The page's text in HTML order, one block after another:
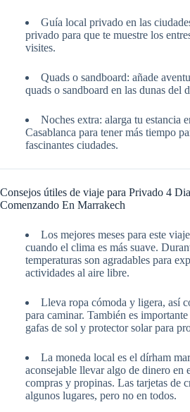
Guía local privado en las
privado para que te muestre los
visites.
Quads o sandboard: añade
quads o sandboard en las dunas del
Noches extra: alarga tu estancia
Casablanca para tener más tiempo
fascinantes ciudades.
Consejos útiles de viaje para Privado 4
Comenzando En Marrakech
Los mejores meses para este
cuando el clima es más suave.
temperaturas son agradables para
actividades al aire libre.
Lleva ropa cómoda y ligera, así
para caminar. También es
gafas de sol y protector solar para
La moneda local es el dírham
aconsejable llevar algo de dinero en
compras y propinas. Las tarjetas de
algunos lugares, pero no en todos.